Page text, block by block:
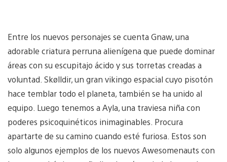
Entre los nuevos personajes se cuenta Gnaw, una
adorable criatura perruna alienígena que puede dominar
áreas con su escupitajo ácido y sus torretas creadas a
voluntad. Skølldir, un gran vikingo espacial cuyo pisotón
hace temblar todo el planeta, también se ha unido al
equipo. Luego tenemos a Ayla, una traviesa niña con
poderes psicoquinéticos inimaginables. Procura
apartarte de su camino cuando esté furiosa. Estos son
solo algunos ejemplos de los nuevos Awesomenauts con